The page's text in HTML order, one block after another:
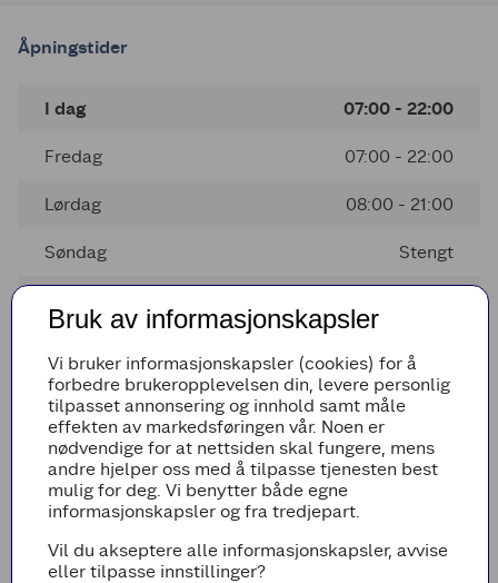
Åpningstider
I dag 07:00 - 22:00
Fredag 07:00 - 22:00
Lørdag 08:00 - 21:00
Søndag Stengt
Onsdag 07:00 - 22:00
Torsdag 07:00 - 22:00
Avvikende åpningstider
Det er ingen avvikende åpningstider i nærmeste fremtid
Bruk av informasjonskapsler
Vi bruker informasjonskapsler (cookies) for å
forbedre brukeropplevelsen din, levere personlig
tilpasset annonsering og innhold samt måle
effekten av markedsføringen vår. Noen er
nødvendige for at nettsiden skal fungere, mens
andre hjelper oss med å tilpasse tjenesten best
mulig for deg. Vi benytter både egne
informasjonskapsler og fra tredjepart.
Vil du akseptere alle informasjonskapsler, avvise
eller tilpasse innstillinger?